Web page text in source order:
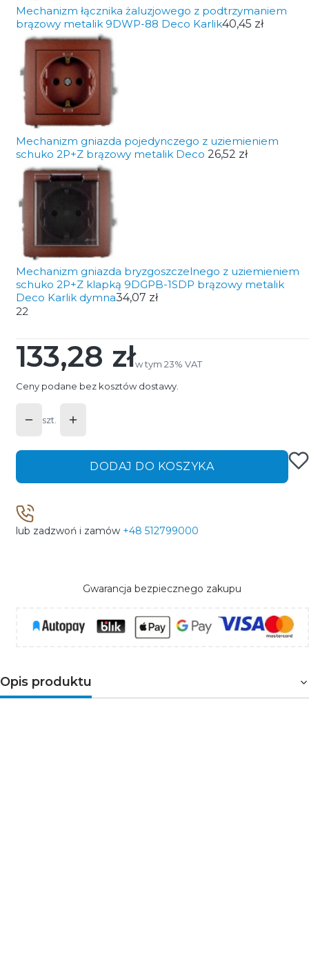
Mechanizm łącznika żaluzjowego z podtrzymaniem
brązowy metalik 9DWP-88 Deco Karlik40,45 zł
Mechanizm gniazda pojedynczego z uziemieniem
schuko 2P+Z brązowy metalik Deco 26,52 zł
Mechanizm gniazda bryzgoszczelnego z uziemieniem
schuko 2P+Z klapką 9DGPB-1SDP brązowy metalik
Deco Karlik dymna34,07 zł
22
Cena
133,28 złw tym 23% VAT
w tym 23% VAT
Ceny podane bez kosztów dostawy.
szt.
DODAJ DO KOSZYKA
lub zadzwoń i zamów +48 512799000
Gwarancja bezpiecznego zakupu
Opis produktu